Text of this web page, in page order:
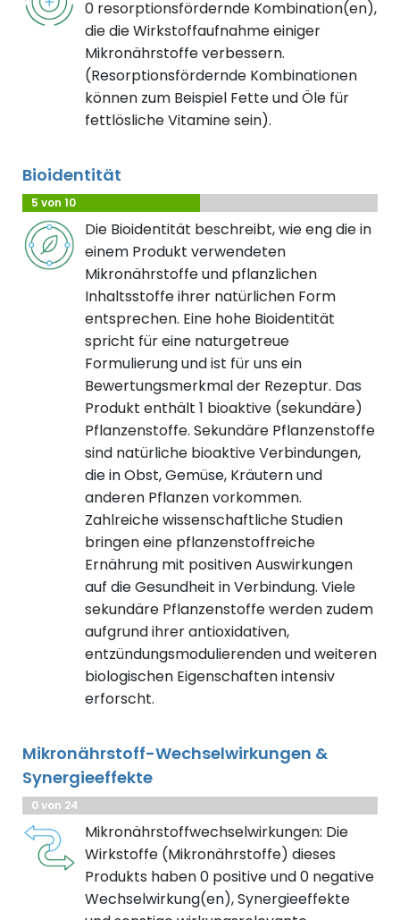
0 resorptionsfördernde Kombination(en),
die die Wirkstoffaufnahme einiger
Mikronährstoffe verbessern.
(Resorptionsfördernde Kombinationen
können zum Beispiel Fette und Öle für
fettlösliche Vitamine sein).
Bioidentität
5 von 10
Die Bioidentität beschreibt, wie eng die in
einem Produkt verwendeten
Mikronährstoffe und pflanzlichen
Inhaltsstoffe ihrer natürlichen Form
entsprechen. Eine hohe Bioidentität
spricht für eine naturgetreue
Formulierung und ist für uns ein
Bewertungsmerkmal der Rezeptur. Das
Produkt enthält 1 bioaktive (sekundäre)
Pflanzenstoffe. Sekundäre Pflanzenstoffe
sind natürliche bioaktive Verbindungen,
die in Obst, Gemüse, Kräutern und
anderen Pflanzen vorkommen.
Zahlreiche wissenschaftliche Studien
bringen eine pflanzenstoffreiche
Ernährung mit positiven Auswirkungen
auf die Gesundheit in Verbindung. Viele
sekundäre Pflanzenstoffe werden zudem
aufgrund ihrer antioxidativen,
entzündungsmodulierenden und weiteren
biologischen Eigenschaften intensiv
erforscht.
Mikronährstoff-Wechselwirkungen &
Synergieeffekte
0 von 24
Mikronährstoffwechselwirkungen: Die
Wirkstoffe (Mikronährstoffe) dieses
Produkts haben 0 positive und 0 negative
Wechselwirkung(en), Synergieeffekte